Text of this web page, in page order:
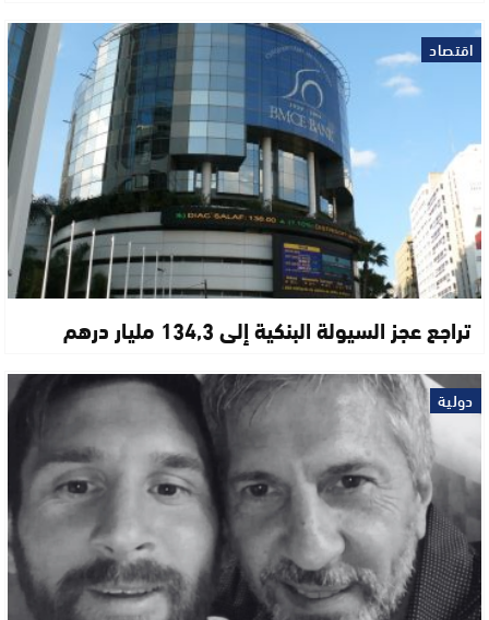
اقتصاد
تراجع عجز السيولة البنكية إلى 134,3 مليار درهم
دولية